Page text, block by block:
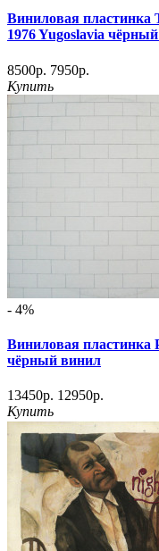
Виниловая пластинка
1976 Yugoslavia
8500р. 7950р.
Купить
- 4%
Виниловая пластинка
чёрный винил
13450р. 12950р.
Купить